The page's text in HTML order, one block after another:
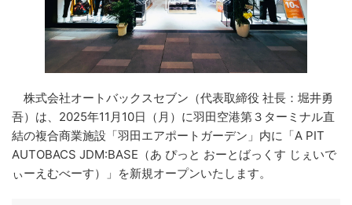
株式会社オートバックスセブン（代表取締役 社長：堀井勇
吾）は、2025年11月10日（月）に羽田空港第３ターミナル直
結の複合商業施設「羽田エアポートガーデン」内に「A PIT
AUTOBACS JDM:BASE（あ ぴっと おーとばっくす じぇいで
ぃーえむべーす）」を新規オープンいたします。